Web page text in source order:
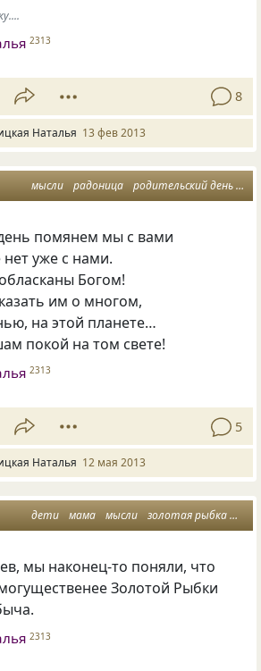
2313
8
Наталья 13 фев 2013
мысли радоница родительский день
помянем мы с вами
уже с нами.
Богом!
им о многом,
, на этой планете…
покой на том свете!
2313
5
Наталья 12 мая 2013
дети мама мысли золотая рыбка
мы наконец-то поняли, что
Золотой Рыбки
2313